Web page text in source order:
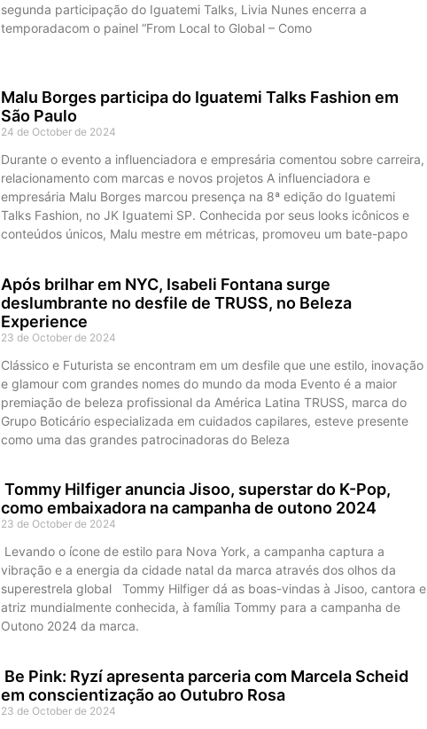
segunda participação do Iguatemi Talks, Livia Nunes encerra a
temporadacom o painel “From Local to Global – Como
Malu Borges participa do Iguatemi Talks Fashion em
São Paulo
24 de October de 2024
Durante o evento a influenciadora e empresária comentou sobre carreira,
relacionamento com marcas e novos projetos A influenciadora e
empresária Malu Borges marcou presença na 8ª edição do Iguatemi
Talks Fashion, no JK Iguatemi SP. Conhecida por seus looks icônicos e
conteúdos únicos, Malu mestre em métricas, promoveu um bate-papo
Após brilhar em NYC, Isabeli Fontana surge
deslumbrante no desfile de TRUSS, no Beleza
Experience
23 de October de 2024
Clássico e Futurista se encontram em um desfile que une estilo, inovação
e glamour com grandes nomes do mundo da moda Evento é a maior
premiação de beleza profissional da América Latina TRUSS, marca do
Grupo Boticário especializada em cuidados capilares, esteve presente
como uma das grandes patrocinadoras do Beleza
Tommy Hilfiger anuncia Jisoo, superstar do K-Pop,
como embaixadora na campanha de outono 2024
23 de October de 2024
Levando o ícone de estilo para Nova York, a campanha captura a
vibração e a energia da cidade natal da marca através dos olhos da
superestrela global Tommy Hilfiger dá as boas-vindas à Jisoo, cantora e
atriz mundialmente conhecida, à família Tommy para a campanha de
Outono 2024 da marca.
Be Pink: Ryzí apresenta parceria com Marcela Scheid
em conscientização ao Outubro Rosa
23 de October de 2024